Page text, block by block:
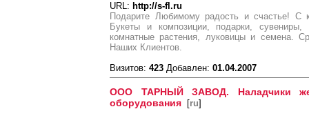
URL: http://s-fl.ru
Подарите Любимому радость и счастье! С
Букеты и композиции, подарки,
комнатные растения, луковицы и семена.
Наших Клиентов.
Визитов: 423 Добавлен: 01.04.2007
ООО ТАРНЫЙ ЗАВОД. Наладчики
оборудования [ru]